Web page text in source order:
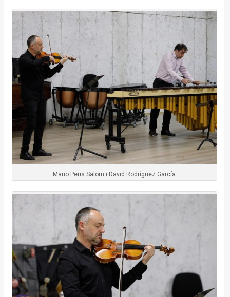
Mario Peris Salom i David Rodríguez García